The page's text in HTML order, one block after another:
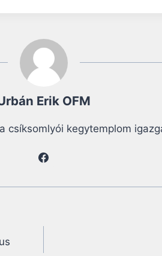
Erik OFM
csíksomlyói kegytemplom